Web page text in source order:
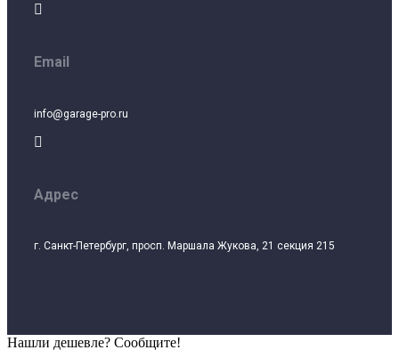

Email
info@garage-pro.ru

Адрес
г. Санкт-Петербург, просп. Маршала Жукова, 21 секция 215
Нашли дешевле? Сообщите!